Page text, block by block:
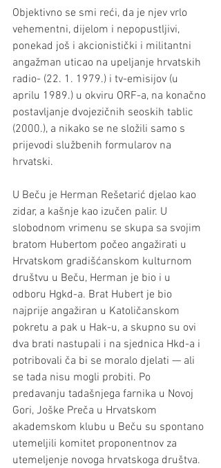
Objektivno se smi reći, da je njev vrlo
vehementni, dijelom i nepopustljivi,
ponekad još i akcionistički i militantni
angažman uticao na upeljanje hrvatskih
radio- (22. 1. 1979.) i tv-emisijov (u
aprilu 1989.) u okviru ORF-a, na konačno
postavljanje dvojezičnih seoskih tablic
(2000.), a nikako se ne složili samo s
prijevodi službenih formularov na
hrvatski.
U Beču je Herman Rešetarić djelao kao
zidar, a kašnje kao izučen palir. U
slobodnom vrimenu se skupa sa svojim
bratom Hubertom počeo angažirati u
Hrvatskom gradišćanskom kulturnom
društvu u Beču, Herman je bio i u
odboru Hgkd-a. Brat Hubert je bio
najprije angažiran u Katoličanskom
pokretu a pak u Hak-u, a skupno su ovi
dva brati nastupali i na sjednica Hkd-a i
potribovali ča bi se moralo djelati — ali
se tada nisu mogli probiti. Po
predavanju tadašnjega farnika u Novoj
Gori, Joške Preča u Hrvatskom
akademskom klubu u Beču su spontano
utemeljili komitet proponentnov za
utemeljenje novoga hrvatskoga društva.